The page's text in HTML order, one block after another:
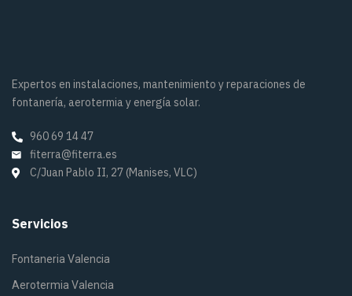
Expertos en instalaciones, mantenimiento y reparaciones de
fontanería, aerotermia y energía solar.
960 69 14 47
fiterra@fiterra.es
C/Juan Pablo II, 27 (Manises, VLC)
Servicios
Fontaneria Valencia
Aerotermia Valencia